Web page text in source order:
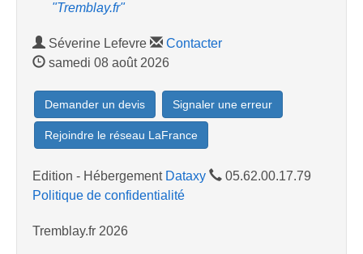
"Tremblay.fr"
Séverine Lefevre
Contacter
samedi 08 août 2026
Demander un devis Signaler une erreur
Rejoindre le réseau LaFrance
Edition - Hébergement Dataxy
05.62.00.17.79
Politique de confidentialité
Tremblay.fr 2026